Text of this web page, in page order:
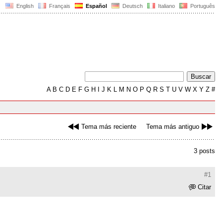
English Français Español Deutsch Italiano Português
AB C D E F G H J K L M N O P Q R S T U V W X Y Z #
Tema más reciente Tema más antiguo
3 posts
#1
Citar